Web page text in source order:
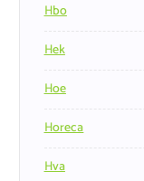
Hbo
Hek
Hoe
Horeca
Hva